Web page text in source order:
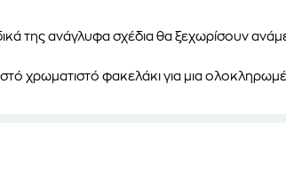
της ανάγλυφα σχέδια θα ξεχωρίσουν
χρωματιστό φακελάκι για μια